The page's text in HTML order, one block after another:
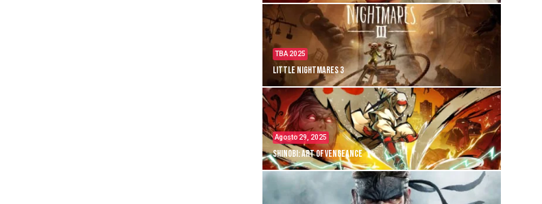
TBA 2025
Little Nightmares 3
Agosto 29, 2025
Shinobi: Art of Vengeance